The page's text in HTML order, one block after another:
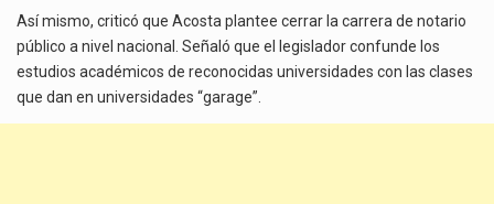
Así mismo, criticó que Acosta plantee cerrar la carrera de notario
público a nivel nacional. Señaló que el legislador confunde los
estudios académicos de reconocidas universidades con las clases
que dan en universidades “garage”.